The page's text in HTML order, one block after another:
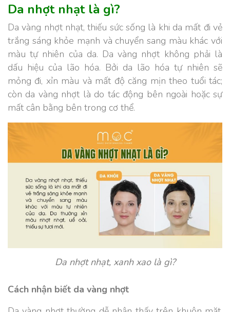
Da nhợt nhạt là gì?
Da vàng nhợt nhạt, thiếu sức sống là khi da mất đi vẻ
trắng sáng khỏe mạnh và chuyển sang màu khác với
màu tự nhiên của da. Da vàng nhợt không phải là
dấu hiệu của lão hóa. Bởi da lão hóa tự nhiên sẽ
mỏng đi, xỉn màu và mất độ căng mịn theo tuổi tác;
còn da vàng nhợt là do tác động bên ngoài hoặc sự
mất cân bằng bên trong cơ thể.
Da nhợt nhạt, xanh xao là gì?
Cách nhận biết da vàng nhợt